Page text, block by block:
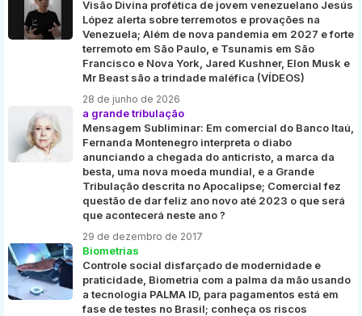
Visão Divina profética de jovem venezuelano Jesús
López alerta sobre terremotos e provações na
Venezuela; Além de nova pandemia em 2027 e forte
terremoto em São Paulo, e Tsunamis em São
Francisco e Nova York, Jared Kushner, Elon Musk e
Mr Beast são a trindade maléfica (VÍDEOS)
28 de junho de 2026
a grande tribulação
Mensagem Subliminar: Em comercial do Banco Itaú,
Fernanda Montenegro interpreta o diabo
anunciando a chegada do anticristo, a marca da
besta, uma nova moeda mundial, e a Grande
Tribulação descrita no Apocalipse; Comercial fez
questão de dar feliz ano novo até 2023 o que será
que acontecerá neste ano ?
29 de dezembro de 2017
Biometrias
Controle social disfarçado de modernidade e
praticidade, Biometria com a palma da mão usando
a tecnologia PALMA ID, para pagamentos está em
fase de testes no Brasil; conheça os riscos